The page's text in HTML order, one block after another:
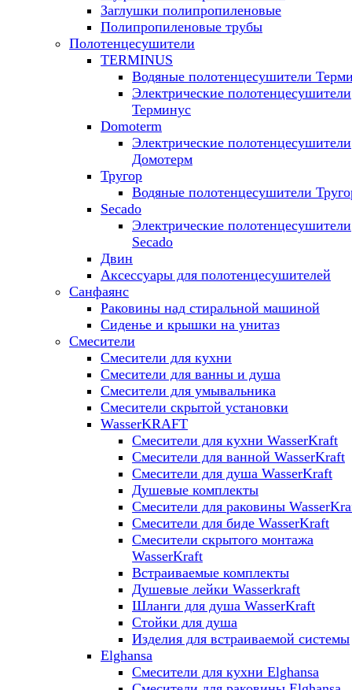
Заглушки полипропиленовые
Полипропиленовые трубы
Полотенцесушители
TERMINUS
Водяные полотенцесушители
Электрические полотенцесушители
Терминус
Domoterm
Электрические полотенцесушители
Домотерм
Тругор
Водяные полотенцесушители
Secado
Электрические полотенцесушители
Secado
Двин
Аксессуары для полотенцесушителей
Санфаянс
Раковины над стиральной машиной
Сиденье и крышки на унитаз
Смесители
Смесители для кухни
Смесители для ванны и душа
Смесители для умывальника
Смесители скрытой установки
WasserKRAFT
Смесители для кухни WasserKraft
Смесители для ванной WasserKraft
Смесители для душа WasserKraft
Душевые комплекты
Смесители для раковины
Смесители для биде WasserKraft
Смесители скрытого монтажа
WasserKraft
Встраиваемые комплекты
Душевые лейки Wasserkraft
Шланги для душа WasserKraft
Стойки для душа
Изделия для встраиваемой системы
Elghansa
Смесители для кухни Elghansa